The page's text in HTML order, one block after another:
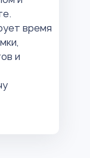
время
и